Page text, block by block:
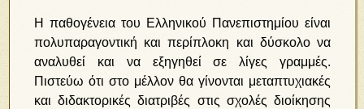
Η παθογένεια του Ελληνικού Πανεπιστημίου είναι
πολυπαραγοντική και περίπλοκη και δύσκολο να
αναλυθεί και να εξηγηθεί σε λίγες γραμμές.
Πιστεύω ότι στο μέλλον θα γίνονται μεταπτυχιακές
και διδακτορικές διατριβές στις σχολές διοίκησης